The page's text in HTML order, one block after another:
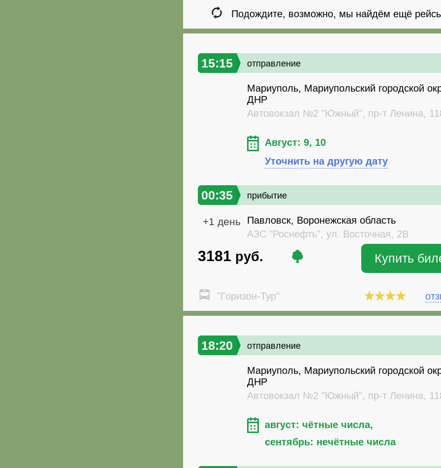
Подождите, возможно, мы найдём ещё
15:15 отправление
Мариуполь, Мариупольский городской
ДНР
Автовокзал №2 "Южный", пр-т Ленина,
Август: 9, 10
Уточнить на другую дату
00:35 прибытие
+1 день
Павловск, Воронежская область
АЗС "Роснефть", ул. Восточная, 2В
3181 руб. Купить
"Горизон-Тур"
18:20 отправление
Мариуполь, Мариупольский городской
ДНР
Автовокзал №2 "Южный", пр-т Ленина,
август: чётные числа,
сентябрь: нечётные числа